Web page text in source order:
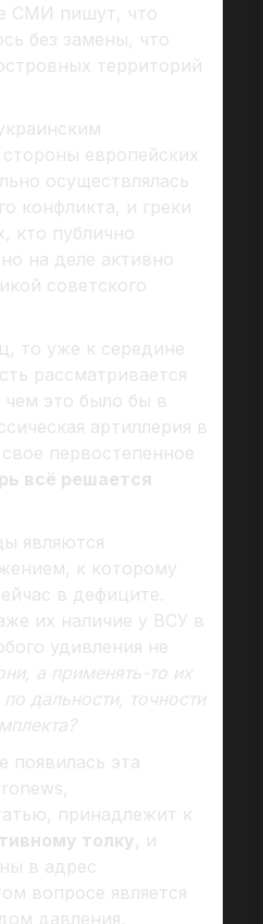
СМИ пишут, что
без замены, что
территорий
европейских
осуществлялась
конфликта, и греки
кто публично
на деле активно
советского
то уже к середине
рассматривается
это было бы в
артиллерия в
первостепенное
всё решается
являются
к которому
в дефиците.
их наличие у ВСУ в
удивления не
а применять-то их
дальности, точности
появилась эта
принадлежит к
толку, и
в адрес
вопросе является
давления,